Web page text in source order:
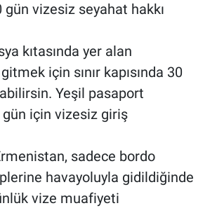
vizesiz seyahat hakkı
kıtasında yer alan
için sınır kapısında 30
Yeşil pasaport
için vizesiz giriş
sadece bordo
havayoluyla gidildiğinde
vize muafiyeti